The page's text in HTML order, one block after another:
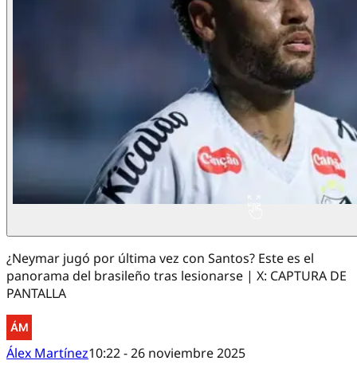
¿Neymar jugó por última vez con Santos? Este es el
panorama del brasileño tras lesionarse | X: CAPTURA DE
PANTALLA
Álex Martínez10:22 - 26 noviembre 2025